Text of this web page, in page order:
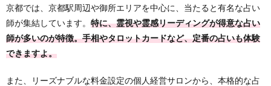
京都では、京都駅周辺や御所エリアを中心に、当たると有名な占い
師が集結しています。 特に、霊視や霊感リーディングが得意な占い
師が多いのが特徴。手相やタロットカードなど、定番の占いも体験
できますよ。
また、リーズナブルな料金設定の個人経営サロンから、本格的な占